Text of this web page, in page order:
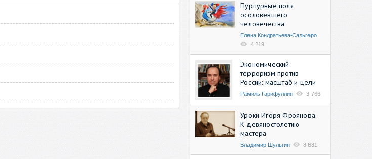
Пурпурные поля
осоловевшего
человечества
Елена Кондратьева-Сальгеро
4 219
Экономический
терроризм против
России: масштаб и цели
Рамиль Гарифуллин 3 766
Уроки Игоря Фроянова.
К девяностолетию
мастера
Владимир Шульгин 8 631